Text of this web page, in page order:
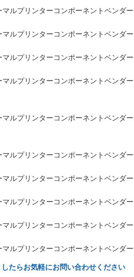
たらお気軽にお問い合わせください